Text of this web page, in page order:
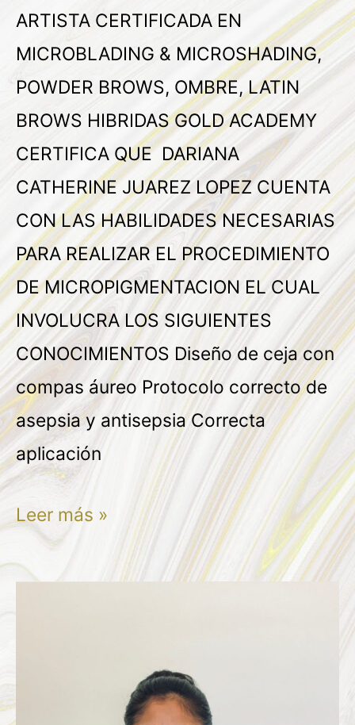
ARTISTA CERTIFICADA EN
MICROBLADING & MICROSHADING,
POWDER BROWS, OMBRE, LATIN
BROWS HIBRIDAS GOLD ACADEMY
CERTIFICA QUE DARIANA
CATHERINE JUAREZ LOPEZ CUENTA
CON LAS HABILIDADES NECESARIAS
PARA REALIZAR EL PROCEDIMIENTO
DE MICROPIGMENTACION EL CUAL
INVOLUCRA LOS SIGUIENTES
CONOCIMIENTOS Diseño de ceja con
compas áureo Protocolo correcto de
asepsia y antisepsia Correcta
aplicación
Leer más »